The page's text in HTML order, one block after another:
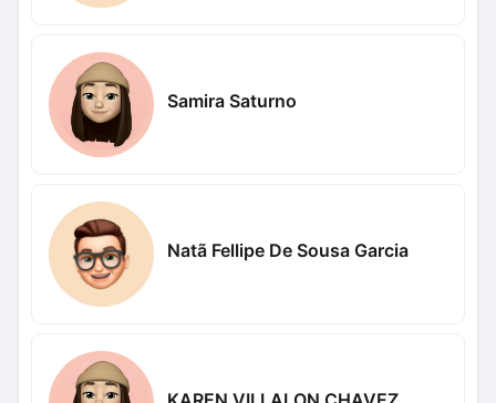
Samira Saturno
Natã Fellipe De Sousa Garcia